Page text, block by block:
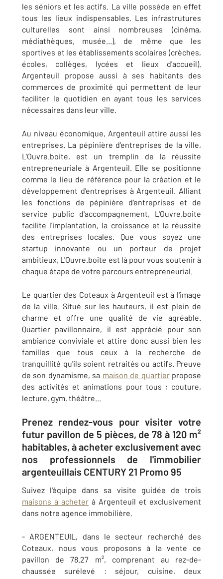
les séniors et les actifs. La ville possède en effet
tous les lieux indispensables. Les infrastrutures
culturelles sont ainsi nombreuses (cinéma,
médiathèques, musée...), de même que les
sportives et les établissements scolaires (crèches,
écoles, collèges, lycées et lieux d'accueil).
Argenteuil propose aussi à ses habitants des
commerces de proximité qui permettent de leur
faciliter le quotidien en ayant tous les services
nécessaires dans leur ville.
Au niveau économique, Argenteuil attire aussi les
entreprises. La pépinière d’entreprises de la ville,
L'Ouvre.boite, est un tremplin de la réussite
entrepreneuriale à Argenteuil. Elle se positionne
comme le lieu de référence pour la création et le
développement d'entreprises à Argenteuil. Alliant
les fonctions de pépinière d'entreprises et de
service public d'accompagnement, L'Ouvre.boite
facilite l'implantation, la croissance et la réussite
des entreprises locales. Que vous soyez une
startup innovante ou un porteur de projet
ambitieux, L'Ouvre.boite est là pour vous soutenir à
chaque étape de votre parcours entrepreneurial.
Le quartier des Coteaux à Argenteuil est à l'image
de la ville. Situé sur les hauteurs, il est plein de
charme et offre une qualité de vie agréable.
Quartier pavillonnaire, il est apprécié pour son
ambiance conviviale et attire donc aussi bien les
familles que tous ceux à la recherche de
tranquillité qu'ils soient retraités ou actifs. Preuve
de son dynamisme, sa maison de quartierpropose
des activités et animations pour tous : couture,
lecture, gym, théâtre...
Prenez rendez-vous pour visiter votre
futur pavillon de 5 pièces, de 78 à 120 m²
habitables, à acheter exclusivement avec
nos professionnels de l'immobilier
argenteuillais CENTURY 21 Promo 95
Suivez l'équipe dans sa visite guidée de trois
maisons à acheter à Argenteuil et exclusivement
dans notre agence immobilière.
- ARGENTEUIL, dans le secteur recherché des
Coteaux, nous vous proposons à la vente ce
pavillon de 78.27 m², comprenant au rez-de-
chaussée surélevé : séjour, cuisine, deux